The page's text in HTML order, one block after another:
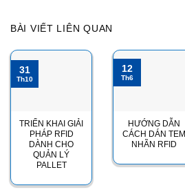
BÀI VIẾT LIÊN QUAN
TRIỂN KHAI GIẢI
PHÁP RFID
DÀNH CHO
QUẢN LÝ
PALLET
31
Th10
HƯỚNG DẪN
CÁCH DÁN TEM
NHÃN RFID
12
Th6